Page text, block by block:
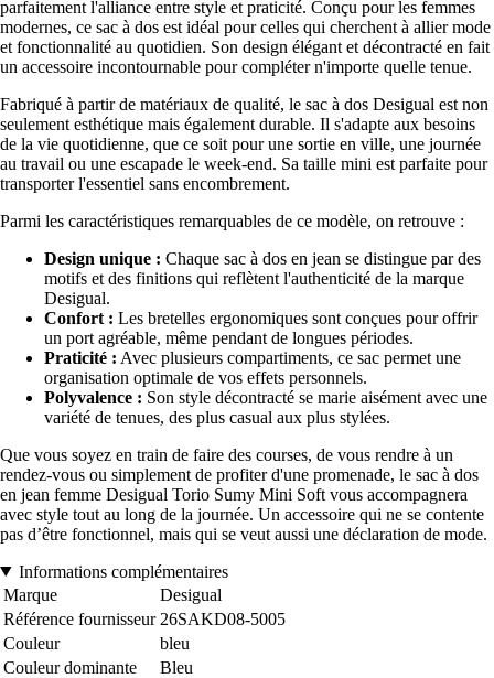
parfaitement l'alliance entre style et praticité. Conçu pour les femmes
modernes, ce sac à dos est idéal pour celles qui cherchent à allier mode
et fonctionnalité au quotidien. Son design élégant et décontracté en fait
un accessoire incontournable pour compléter n'importe quelle tenue.
Fabriqué à partir de matériaux de qualité, le sac à dos Desigual est non
seulement esthétique mais également durable. Il s'adapte aux besoins
de la vie quotidienne, que ce soit pour une sortie en ville, une journée
au travail ou une escapade le week-end. Sa taille mini est parfaite pour
transporter l'essentiel sans encombrement.
Parmi les caractéristiques remarquables de ce modèle, on retrouve :
Design unique : Chaque sac à dos en jean se distingue par des
motifs et des finitions qui reflètent l'authenticité de la marque
Desigual.
Confort : Les bretelles ergonomiques sont conçues pour offrir
un port agréable, même pendant de longues périodes.
Praticité : Avec plusieurs compartiments, ce sac permet une
organisation optimale de vos effets personnels.
Polyvalence : Son style décontracté se marie aisément avec une
variété de tenues, des plus casual aux plus stylées.
Que vous soyez en train de faire des courses, de vous rendre à un
rendez-vous ou simplement de profiter d'une promenade, le sac à dos
en jean femme Desigual Torio Sumy Mini Soft vous accompagnera
avec style tout au long de la journée. Un accessoire qui ne se contente
pas d’être fonctionnel, mais qui se veut aussi une déclaration de mode.
Informations complémentaires
Marque
Desigual
Référence fournisseur 26SAKD08-5005
Couleur
bleu
Couleur dominante
Bleu